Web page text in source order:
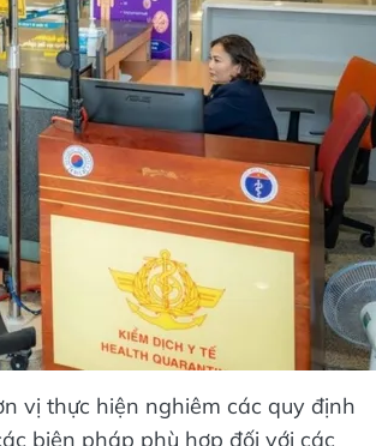
vị thực hiện nghiêm các quy định
biện pháp phù hợp đối với các